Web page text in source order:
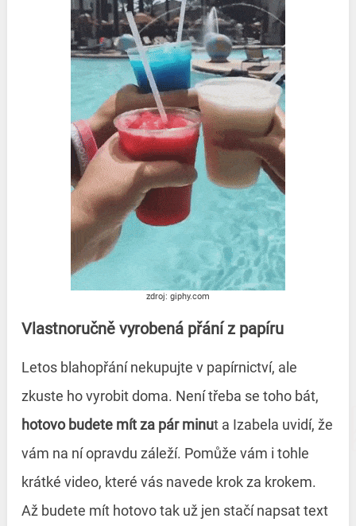
zdroj: giphy.com
Vlastnoručně vyrobená přání z papíru
Letos blahopřání nekupujte v papírnictví, ale
zkuste ho vyrobit doma. Není třeba se toho bát,
hotovo budete mít za pár minut a Izabela uvidí, že
vám na ní opravdu záleží. Pomůže vám i tohle
krátké video, které vás navede krok za krokem.
Až budete mít hotovo tak už jen stačí napsat text